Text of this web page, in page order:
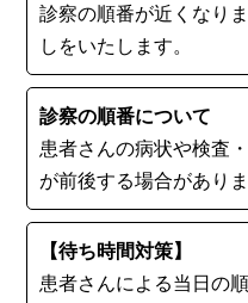
診察の順番が近くなり
しをいたします。
診察の順番について
患者さんの病状や検査
が前後する場合がありま
【待ち時間対策】
患者さんによる当日の